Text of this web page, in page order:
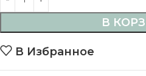
В
В Избранное